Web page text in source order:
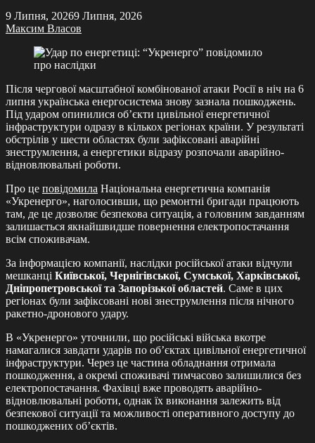
9 Липня, 20269 Липня, 2026
Максим Власов
Після чергової масштабної комбінованої атаки Росії в ніч на 6
липня українська енергосистема знову зазнала пошкоджень.
Під ударом опинилися об’єкти цивільної енергетичної
інфраструктури одразу в кількох регіонах країни. У результаті
обстрілів у шести областях були зафіксовані аварійні
знеструмлення, а енергетики відразу розпочали аварійно-
відновлювальні роботи.
Про це повідомила Національна енергетична компанія
«Укренерго», наголосивши, що ремонтні бригади працюють
там, де це дозволяє безпекова ситуація, а головним завданням
залишається якнайшвидше повернення електропостачання
всім споживачам.
За інформацією компанії, наслідки російської атаки відчули
мешканці Київської, Чернігівської, Сумської, Харківської,
Дніпропетровської та Запорізької областей. Саме в цих
регіонах були зафіксовані нові знеструмлення після нічного
ракетно-дронового удару.
В «Укренерго» уточнили, що російські війська вкотре
намагалися завдати ударів по об’єктах цивільної енергетичної
інфраструктури. Через це частина обладнання отримала
пошкодження, а окремі споживачі тимчасово залишилися без
електропостачання. Фахівці вже проводять аварійно-
відновлювальні роботи, однак їх виконання залежить від
безпекової ситуації та можливості оперативного доступу до
пошкоджених об’єктів.